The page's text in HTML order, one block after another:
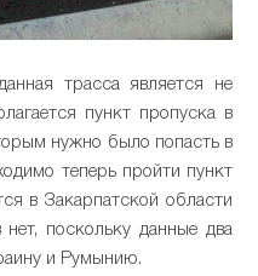
трасса является не
пункт пропуска в
нужно было попасть в
теперь пройти пункт
в Закарпатской области
поскольку данные два
и Румынию.